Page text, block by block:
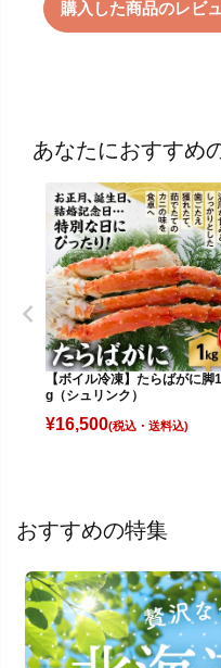
購入した商品のレビ
あなたにおすすめ
【ボイル冷凍】たらばがに脚
g（シュリンク）
¥16,500(税込)
おすすめの特集